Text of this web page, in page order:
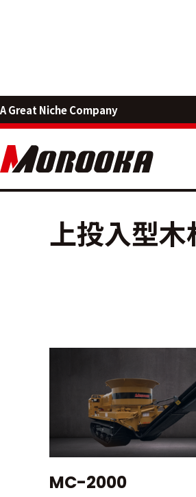
A Great Niche Company
MOROOKA PRODUCTS
環境
上投入型
MC-2000